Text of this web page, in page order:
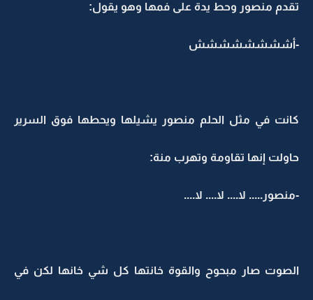
تقدم منصور وحط يدة على فمها وهو يقول:
-أشششششششش
كانت في مثل الحلم منصور يشيلها ويحطها فوق السرير
حاولت إنها تقاومة وتهرب منة:
-منصور..... لا.... لا.... لا....
الصوت صار مبحوح والقوة خانتها كل شي خانها لكن في